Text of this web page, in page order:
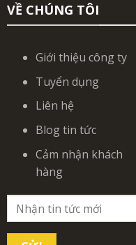
VỀ CHÚNG TÔI
Giới thiệu công ty
Tuyển dụng
Liên hệ
Blog tin tức
Cảm nhận khách
hàng